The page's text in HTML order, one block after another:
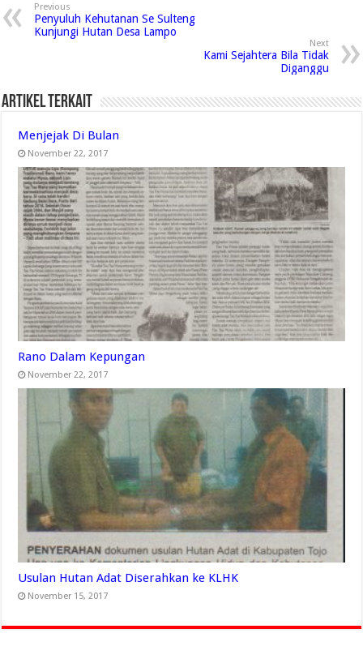
Previous
Penyuluh Kehutanan Se Sulteng
Kunjungi Hutan Desa Lampo
Next
Kami Sejahtera Bila Tidak
Diganggu
Artikel Terkait
Menjejak Di Bulan
November 22, 2017
Rano Dalam Kepungan
November 22, 2017
Usulan Hutan Adat Diserahkan ke KLHK
November 15, 2017